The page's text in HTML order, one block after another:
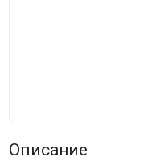
Описание